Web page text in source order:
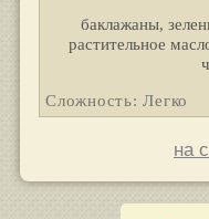
баклажаны,
растительное
Сложность: Легко
на